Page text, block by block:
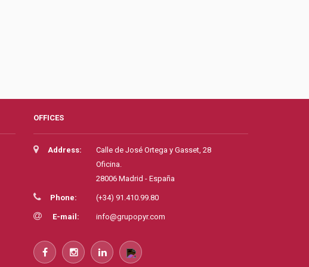
OFFICES
Address:
Calle de José Ortega y Gasset, 28
Oficina.
28006 Madrid - España
Phone: (+34) 91.410.99.80
E-mail: info@grupopyr.com